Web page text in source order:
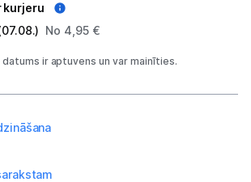
kopšana
un atpūta
atjaunota tehnika
kurjeru
No 4,95 €
datums ir aptuvens un var mainīties.